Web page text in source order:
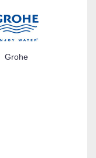
Grohe